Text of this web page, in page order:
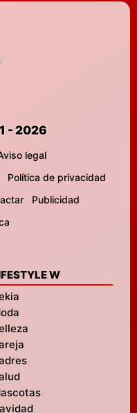
- 2026
legal
Política de privacidad
Publicidad
W